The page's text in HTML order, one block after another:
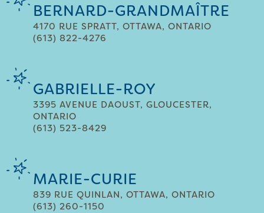
BERNARD-GRANDMAÎTRE
4170 RUE SPRATT, OTTAWA, ONTARIO
(613) 822-4276
GABRIELLE-ROY
3395 AVENUE DAOUST, GLOUCESTER,
ONTARIO
(613) 523-8429
MARIE-CURIE
839 RUE QUINLAN, OTTAWA, ONTARIO
(613) 260-1150